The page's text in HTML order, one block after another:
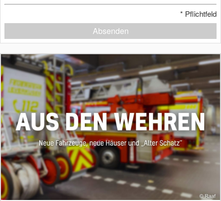
* Pflichtfeld
Absenden